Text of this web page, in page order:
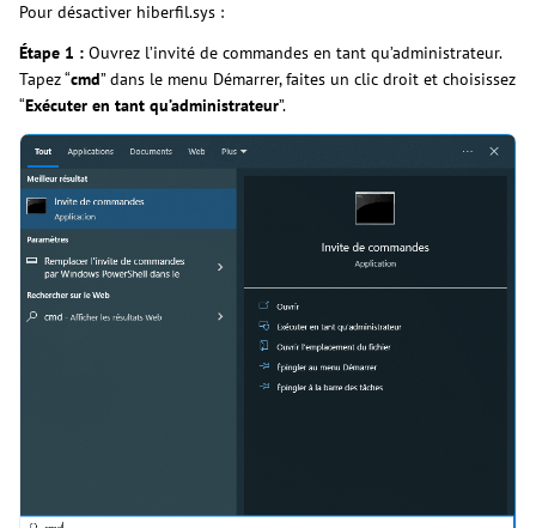
Pour désactiver hiberfil.sys :
Étape 1 : Ouvrez l’invité de commandes en tant qu’administrateur.
Tapez “cmd” dans le menu Démarrer, faites un clic droit et choisissez
“Exécuter en tant qu’administrateur”.